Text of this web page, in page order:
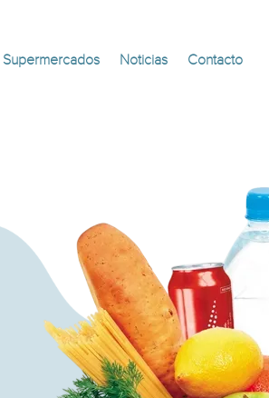
Supermercados Noticias Contacto